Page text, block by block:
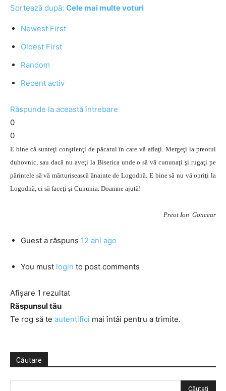
Sortează după: Cele mai multe voturi
Newest First
Oldest First
Random
Recent activ
Răspunde la această întrebare
0
0
E bine că sunteţi conştienţi de păcatul în care vă aflaţi. Mergeţi la preotul
duhovnic, sau dacă nu aveţi la Biserica unde o să vă cununaţi şi rugaţi pe
părintele să vă mărturisească ănainte de Logodnă. E bine să nu vă opriţi la
Logodnă, ci să faceţi şi Cununia. Doamne ajută!
Preot Ion Goncear
Guest a răspuns 12 ani ago
You must login to post comments
Afișare 1 rezultat
Răspunsul tău
Te rog să te autentifici mai întâi pentru a trimite.
Căutare